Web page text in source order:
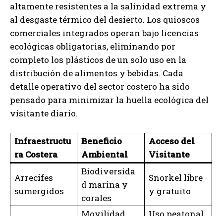
altamente resistentes a la salinidad extrema y
al desgaste térmico del desierto. Los quioscos
comerciales integrados operan bajo licencias
ecológicas obligatorias, eliminando por
completo los plásticos de un solo uso en la
distribución de alimentos y bebidas. Cada
detalle operativo del sector costero ha sido
pensado para minimizar la huella ecológica del
visitante diario.
Infraestructu
ra Costera
Beneficio
Ambiental
Acceso del
Visitante
Arrecifes
sumergidos
Biodiversida
d marina y
corales
Snorkel libre
y gratuito